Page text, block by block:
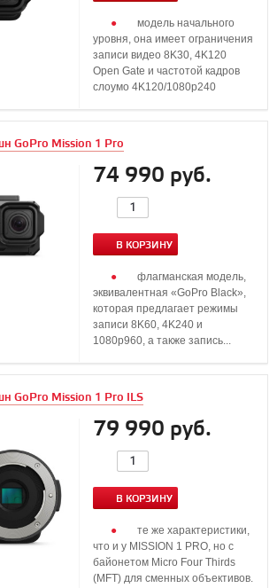
модель начального
уровня, она имеет ограничения
записи видео 8K30, 4K120
Open Gate и частотой кадров
слоумо 4K120/1080p240
GoPro Mission 1 Pro
74 990 руб.
В КОРЗИНУ
флагманская модель,
эквивалентная «GoPro Black»,
которая предлагает режимы
записи 8K60, 4K240 и
1080p960, а также запись...
GoPro Mission 1 Pro ILS
79 990 руб.
В КОРЗИНУ
те же характеристики,
что и у MISSION 1 PRO, но с
байонетом Micro Four Thirds
(MFT) для сменных объективов.